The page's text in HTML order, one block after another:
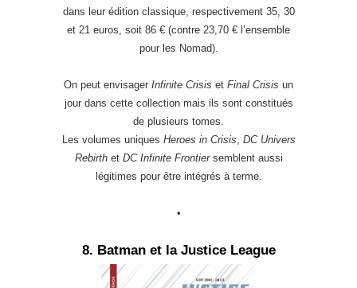
dans leur édition classique, respectivement 35, 30
et 21 euros, soit 86 € (contre 23,70 € l’ensemble
pour les Nomad).
On peut envisager Infinite Crisis et Final Crisis un
jour dans cette collection mais ils sont constitués
de plusieurs tomes.
Les volumes uniques Heroes in Crisis, DC Univers
Rebirthet DC Infinite Frontiersemblent aussi
légitimes pour être intégrés à terme.
•
8. Batman et la Justice League